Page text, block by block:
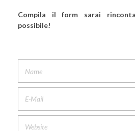
Compila il form sarai
possibile!